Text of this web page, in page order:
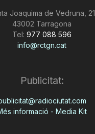
Joaquima de Vedruna, 21
43002 Tarragona
Tel: 977 088 596
info@rctgn.cat
Publicitat:
informació - Media Kit